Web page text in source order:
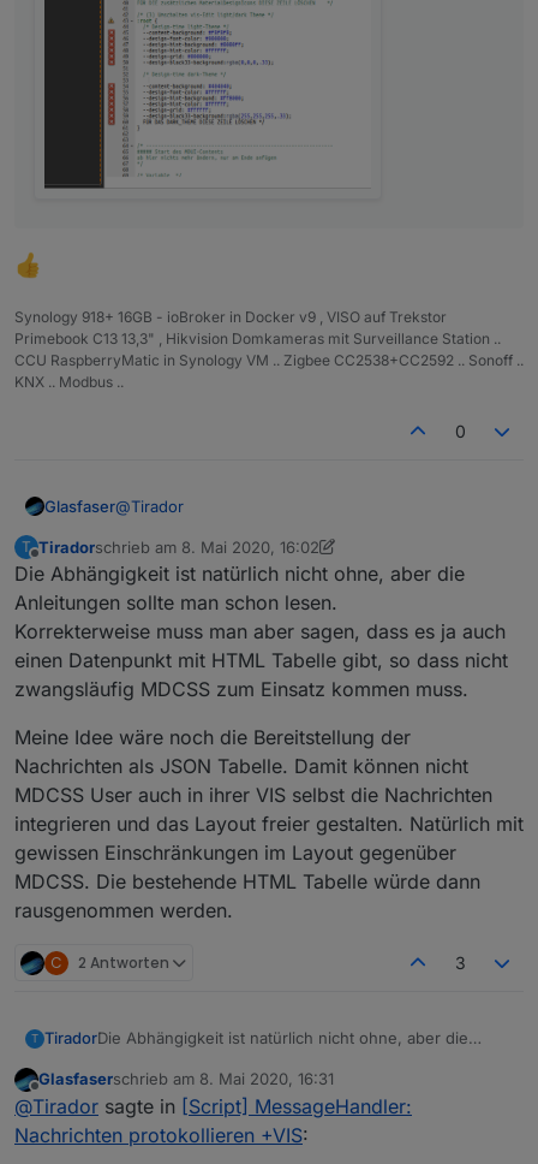
Synology 918+ 16GB - ioBroker in Docker v9 , VISO auf Trekstor
Primebook C13 13,3" , Hikvision Domkameras mit Surveillance Station ..
CCU RaspberryMatic in Synology VM .. Zigbee CC2538+CC2592 .. Sonoff ..
KNX .. Modbus ..
0
Glasfaser@Tirador
Wer sich mit der Materie nicht auskennt ... liest erst
das von dir
........ also Card installieren !
Material Design CSS 2.0 Card
Ok .... dann weiter in der Beschreibung von Uhla
Anleitung schon durch ..
...... ist wie bei Ikea
3. Installation
Keine.
@Conquest sagte in[Script] MessageHandler:
Nachrichten protokollieren +VIS
@skokarl
T
Offline
Tiradorschrieb am 8. Mai 2020, 16:02
zuletzt editiert von Tirador5. Aug. 2020, 18:07
Die Abhängigkeit ist natürlich nicht ohne, aber die
Anleitungen sollte man schon lesen.
Korrekterweise muss man aber sagen, dass es ja auch
einen Datenpunkt mit HTML Tabelle gibt, so dass nicht
zwangsläufig MDCSS zum Einsatz kommen muss.
Meine Idee wäre noch die Bereitstellung der
Nachrichten als JSON Tabelle. Damit können nicht
MDCSS User auch in ihrer VIS selbst die Nachrichten
integrieren und das Layout freier gestalten. Natürlich mit
gewissen Einschränkungen im Layout gegenüber
MDCSS. Die bestehende HTML Tabelle würde dann
rausgenommen werden.
C 2 Antworten 3
T TiradorDie Abhängigkeit ist natürlich nicht ohne, aber die
Korrekterweise muss man aber sagen, dass es ja auch
einen Datenpunkt mit HTML Tabelle gibt, so dass nicht
zwangsläufig MDCSS zum Einsatz kommen muss.
Meine Idee wäre noch die Bereitstellung der
Nachrichten als JSON Tabelle. Damit können nicht
MDCSS User auch in ihrer VIS selbst die Nachrichten
integrieren und das Layout freier gestalten. Natürlich
Offline
Glasfaserschrieb am 8. Mai 2020, 16:31
zuletzt editiert von
@Tirador sagte in [Script] MessageHandler:
Nachrichten protokollieren +VIS: